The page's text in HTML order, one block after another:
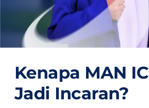
CONTACT US
Kenapa MAN IC
Jadi Incaran?